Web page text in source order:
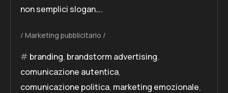
non semplici slogan….
Marketing pubblicitario
branding, brandstorm advertising,
comunicazione autentica,
comunicazione politica, marketing emozionale,